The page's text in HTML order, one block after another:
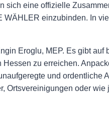
sich eine offizielle
einzubinden. In
Eroglu, MEP. Es gibt auf
zu erreichen.
und ordentliche
Ortsvereinigungen oder wie